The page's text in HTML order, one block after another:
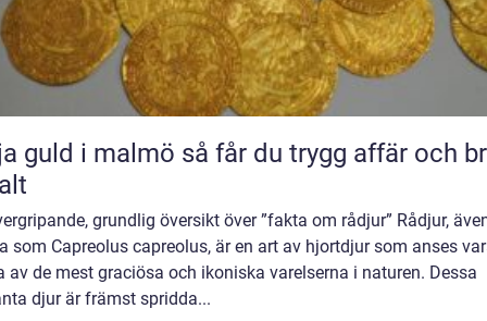
i malmö så får du trygg affär och bra
grundlig översikt över ”fakta om rådjur” Rådjur,
som Capreolus capreolus, är en art av hjortdjur som anses
av de mest graciösa och ikoniska varelserna i naturen. Dessa
djur är främst spridda...